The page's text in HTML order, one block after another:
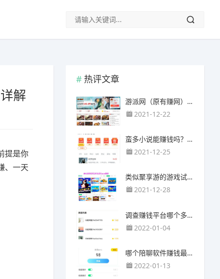
解
提是你
、一天
热评文章
游派网（原有赚网），主要以试玩游戏赚钱为主
2021-12-22
蛮多小说能赚钱吗？送的100元能提现靠谱吗？
2021-12-25
类似聚享游的游戏试玩app（平台）推荐
2021-12-28
调查赚钱平台哪个多？哪个调查网站正规靠谱？
2022-01-04
哪个陪聊软件赚钱最快？目前陪人聊天可以挣钱的app推荐
2022-01-13